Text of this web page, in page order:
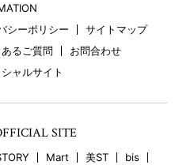
シーポリシー
サイトマップ
あるご質問
お問合わせ
ャルサイト
SITE
Mart 美ST
bis